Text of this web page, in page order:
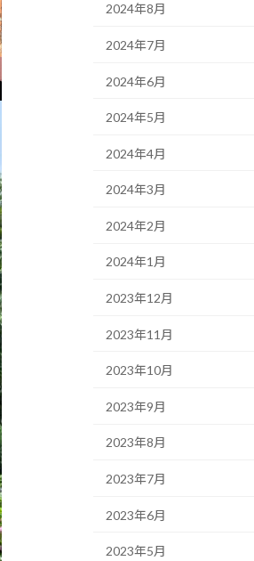
2024年8月
2024年7月
2024年6月
2024年5月
2024年4月
2024年3月
2024年2月
2024年1月
2023年12月
2023年11月
2023年10月
2023年9月
2023年8月
2023年7月
2023年6月
2023年5月